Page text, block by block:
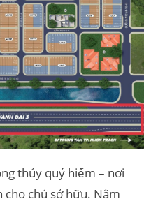
thủy quý hiếm – nơi
cho chủ sở hữu. Nằm